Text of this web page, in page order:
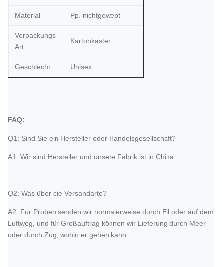
Material Pp. nichtgewebt
Verpackungs-
Art
Kartonkasten
Geschlecht Unisex
FAQ:
Q1: Sind Sie ein Hersteller oder Handelsgesellschaft?
A1: Wir sind Hersteller und unsere Fabrik ist in China.
Q2: Was über die Versandarte?
A2: Für Proben senden wir normalerweise durch Eil oder auf dem
Luftweg, und für Großauftrag können wir Lieferung durch Meer
oder durch Zug, wohin er gehen kann.